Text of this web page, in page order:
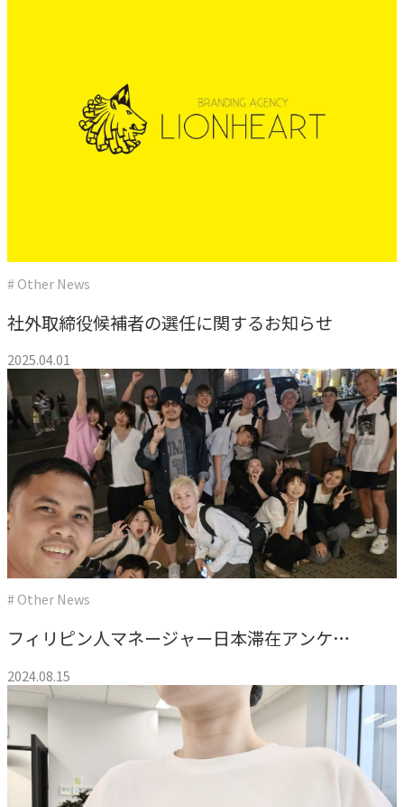
# Other News
社外取締役候補者の選任に関するお知らせ
2025.04.01
# Other News
フィリピン人マネージャー日本滞在アンケー
ト
2024.08.15